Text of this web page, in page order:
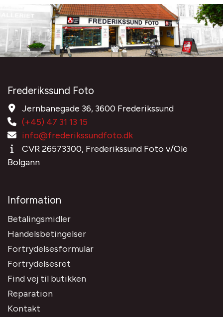
Frederikssund Foto
Jernbanegade 36, 3600 Frederikssund
(+45) 47 31 13 15
info@frederikssundfoto.dk
CVR 26573300, Frederikssund Foto v/Ole
Bolgann
Information
Betalingsmidler
Handelsbetingelser
Fortrydelsesformular
Fortrydelsesret
Find vej til butikken
Reparation
Kontakt